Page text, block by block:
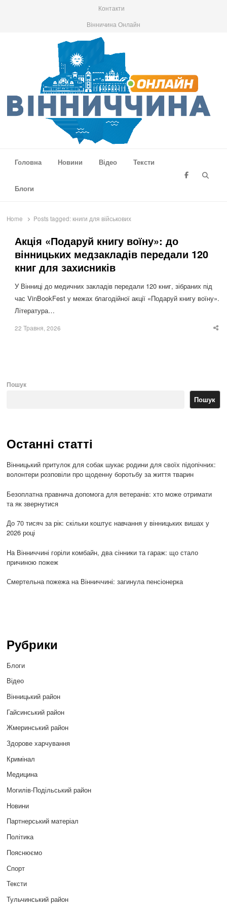
Контакти
Вінничина Онлайн
Головна
Новини Відео Тексти
Блоги
Home Posts tagged: книги для військових
Акція «Подаруй книгу воїну»: до
вінницьких медзакладів передали 120
книг для захисників
У Вінниці до медичних закладів передали 120 книг, зібраних під
час VinBookFest у межах благодійної акції «Подаруй книгу воїну».
Література…
22 Травня, 2026
Пошук
Пошук
Останні статті
Вінницький притулок для собак шукає родини для своїх підопічних:
волонтери розповіли про щоденну боротьбу за життя тварин
Безоплатна правнича допомога для ветеранів: хто може отримати
та як звернутися
До 70 тисяч за рік: скільки коштує навчання у вінницьких вишах у
2026 році
На Вінниччині горіли комбайн, два сінники та гараж: що стало
причиною пожеж
Смертельна пожежа на Вінниччині: загинула пенсіонерка
Рубрики
Блоги
Відео
Вінницький район
Гайсинський район
Жмеринський район
Здорове харчування
Кримінал
Медицина
Могилів-Подільський район
Новини
Партнерський матеріал
Політика
Пояснюємо
Спорт
Тексти
Тульчинський район